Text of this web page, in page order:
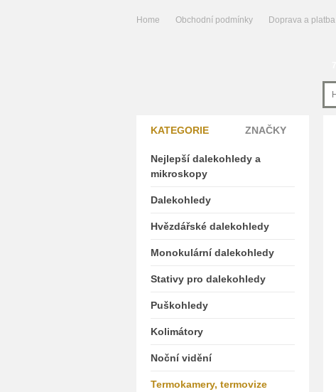
Home Obchodní podmínky Doprava a platba
KATEGORIE ZNAČKY
Nejlepší dalekohledy a
mikroskopy
Dalekohledy
Hvězdářské dalekohledy
Monokulární dalekohledy
Stativy pro dalekohledy
Puškohledy
Kolimátory
Noční vidění
Termokamery, termovize